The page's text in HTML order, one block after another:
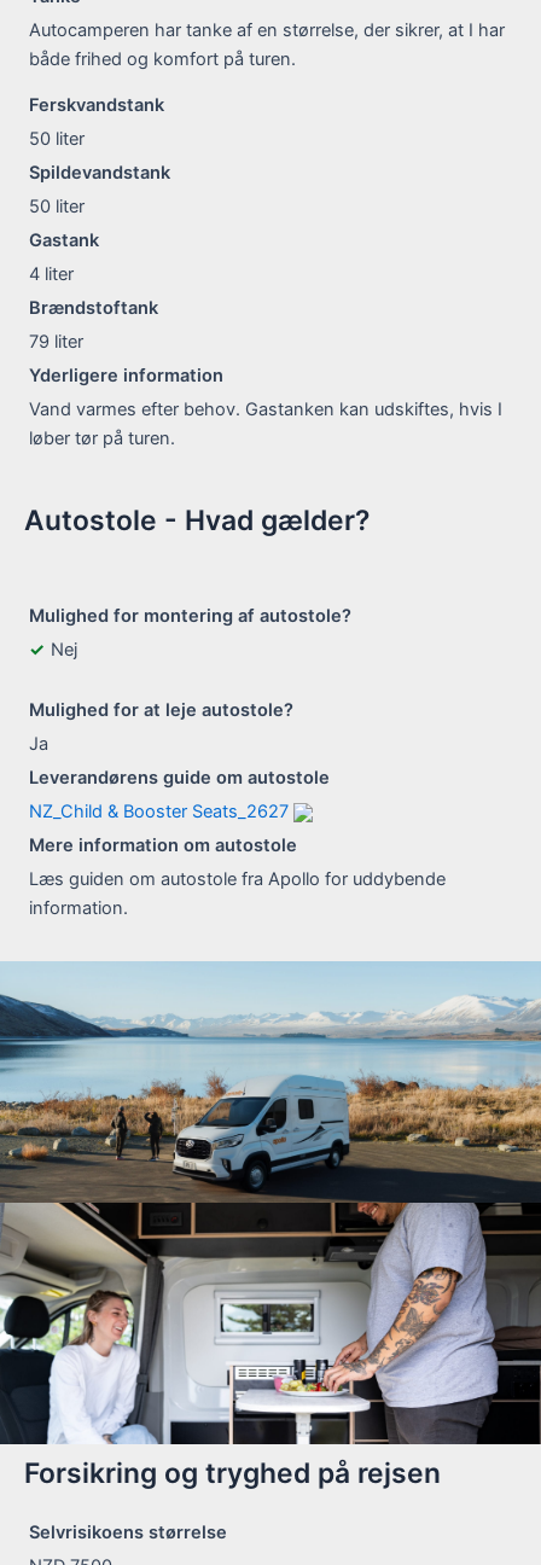
Autocamperen har tanke af en størrelse, der sikrer, at I har
både frihed og komfort på turen.
Ferskvandstank
50 liter
Spildevandstank
50 liter
Gastank
4 liter
Brændstoftank
79 liter
Yderligere information
Vand varmes efter behov. Gastanken kan udskiftes, hvis I
løber tør på turen.
Autostole - Hvad gælder?
Mulighed for montering af autostole?
Nej
Mulighed for at leje autostole?
Ja
Leverandørens guide om autostole
NZ_Child & Booster Seats_2627
Mere information om autostole
Læs guiden om autostole fra Apollo for uddybende
information.
Forsikring og tryghed på rejsen
Selvrisikoens størrelse